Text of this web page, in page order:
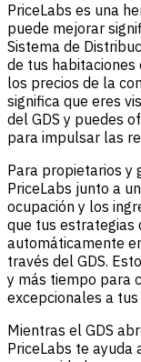
PriceLabs es una
puede mejorar
Sistema de
de tus habitaciones
los precios de la
significa que eres
del GDS y puedes
para impulsar las
Para propietarios y
PriceLabs junto a
ocupación y los
que tus estrategias
automáticamente
través del GDS.
y más tiempo para
excepcionales a
Mientras el GDS
PriceLabs te ayuda